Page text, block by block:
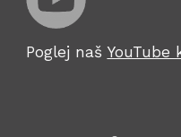
Poglej naš YouTube